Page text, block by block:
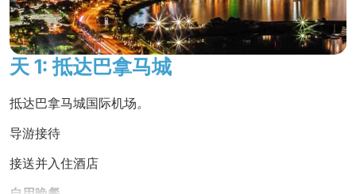
参观建在死火山口的安东山谷 村。
登上沿着运河岸边行驶的历史小火车 。
探索历史悠久的波托贝洛废墟
游览太平洋上的美丽岛屿
人的海滩和圣佩德罗教堂。
延伸行程奇特雷
天 1: 抵达巴拿马城
抵达巴拿马城国际机场。
导游接待
接送并入住酒店